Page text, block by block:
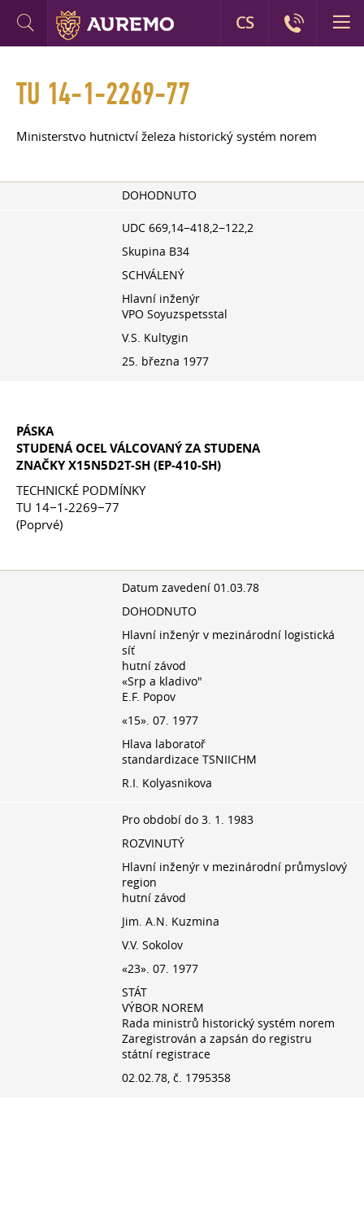
TU 14-1-2269-77
Ministerstvo hutnictví železa historický systém norem
DOHODNUTO
UDC 669,14−418,2−122,2
Skupina B34
SCHVÁLENÝ
Hlavní inženýr
VPO Soyuzspetsstal
V.S. Kultygin
25. března 1977
PÁSKA
STUDENÁ OCEL VÁLCOVANÝ ZA STUDENA
ZNAČKY X15N5D2T-SH (EP-410-SH)
TECHNICKÉ PODMÍNKY
TU 14−1-2269−77
(Poprvé)
Datum zavedení 01.03.78
DOHODNUTO
Hlavní inženýr v mezinárodní logistická
síť
hutní závod
«Srp a kladivo"
E.F. Popov
«15». 07. 1977
Hlava laboratoř
standardizace TSNIICHM
R.I. Kolyasnikova
Pro období do 3. 1. 1983
ROZVINUTÝ
Hlavní inženýr v mezinárodní průmyslový
region
hutní závod
Jim. A.N. Kuzmina
V.V. Sokolov
«23». 07. 1977
STÁT
VÝBOR NOREM
Rada ministrů historický systém norem
Zaregistrován a zapsán do registru
státní registrace
02.02.78, č. 1795358
CS